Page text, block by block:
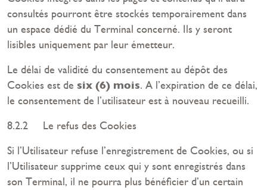
consultés pourront être stockés temporairement dans
un espace dédié du Terminal concerné. Ils y seront
lisibles uniquement par leur émetteur.
Le délai de validité du consentement au dépôt des
Cookies est de six (6) mois. A l’expiration de ce délai,
le consentement de l’utilisateur est à nouveau recueilli.
8.2.2 Le refus des Cookies
Si l’Utilisateur refuse l’enregistrement de Cookies, ou si
l’Utilisateur supprime ceux qui y sont enregistrés dans
son Terminal, il ne pourra plus bénéficier d’un certain